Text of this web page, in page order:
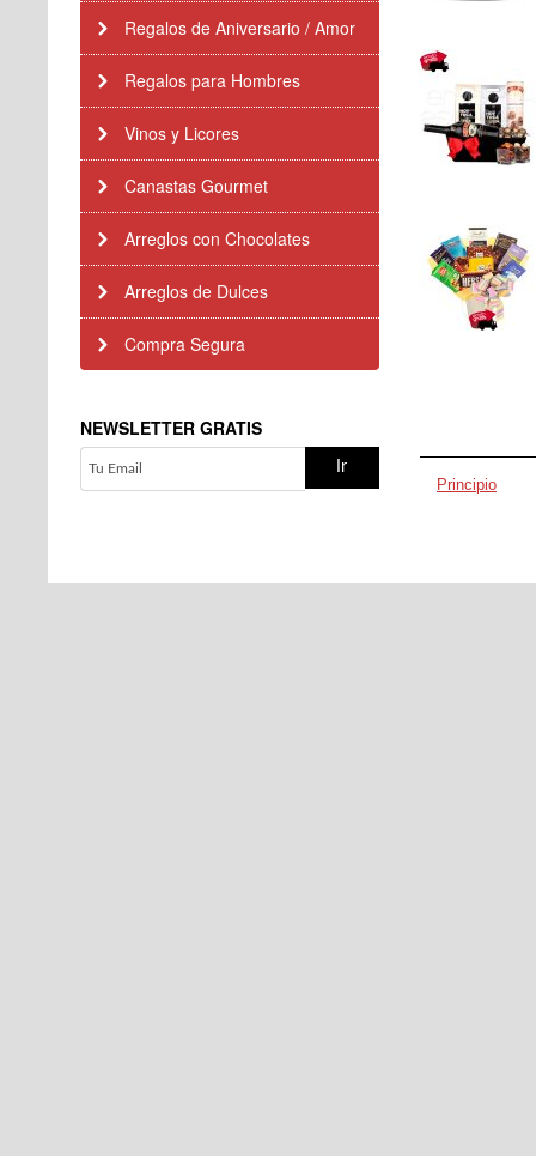
Regalos de Aniversario / Amor
Regalos para Hombres
Vinos y Licores
Canastas Gourmet
Arreglos con Chocolates
Arreglos de Dulces
Compra Segura
NEWSLETTER GRATIS
Principio